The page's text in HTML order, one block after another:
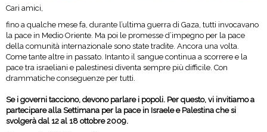
Cari amici,
fino a qualche mese fa, durante l’ultima guerra di Gaza, tutti invocavano
la pace in Medio Oriente. Ma poi le promesse d’impegno per la pace
della comunità internazionale sono state tradite. Ancora una volta.
Come tante altre in passato. Intanto il sangue continua a scorrere e la
pace tra israeliani e palestinesi diventa sempre più difficile. Con
drammatiche conseguenze per tutti.
Se i governi tacciono, devono parlare i popoli. Per questo, vi invitiamo a
partecipare alla Settimana per la pace in Israele e Palestina che si
svolgerà dal 12 al 18 ottobre 2009.